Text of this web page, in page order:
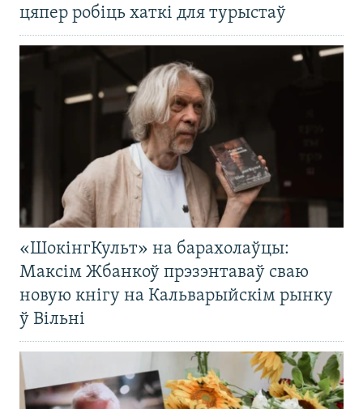
цяпер робіць хаткі для турыстаў
«ШокінгКульт» на барахолаўцы:
Максім Жбанкоў прэзэнтаваў сваю
новую кнігу на Кальварыйскім рынку
ў Вільні